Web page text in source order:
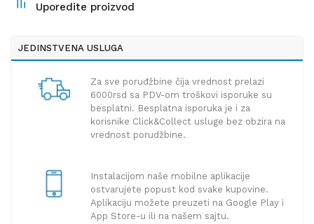
Uporedite proizvod
JEDINSTVENA USLUGA
Za sve poruđžbine čija vrednost prelazi
6000rsd sa PDV-om troškovi isporuke su
besplatni. Besplatna isporuka je i za
korisnike Click&Collect usluge bez obzira na
vrednost porudžbine.
Instalacijom naše mobilne aplikacije
ostvarujete popust kod svake kupovine.
Aplikaciju možete preuzeti na Google Play i
App Store-u ili na našem sajtu.